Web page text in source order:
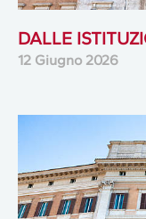
DALLE
12 Giugno 2026